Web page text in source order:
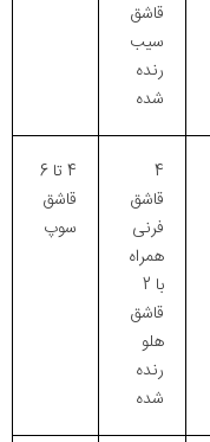
قاشق
سیب
رنده
شده
4
قاشق
فرنی
همراه
با 2
قاشق
هلو
رنده
شده
4 تا 6
قاشق
سوپ